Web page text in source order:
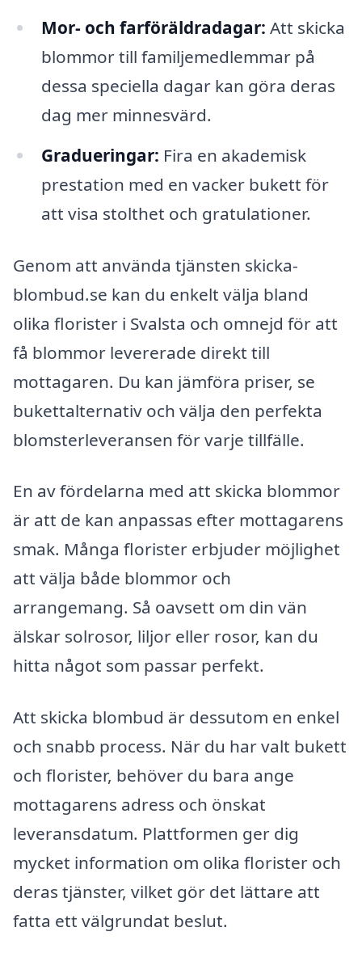
Mor- och farföräldradagar: Att skicka
blommor till familjemedlemmar på
dessa speciella dagar kan göra deras
dag mer minnesvärd.
Gradueringar: Fira en akademisk
prestation med en vacker bukett för
att visa stolthet och gratulationer.
Genom att använda tjänsten skicka-
blombud.se kan du enkelt välja bland
olika florister i Svalsta och omnejd för att
få blommor levererade direkt till
mottagaren. Du kan jämföra priser, se
bukettalternativ och välja den perfekta
blomsterleveransen för varje tillfälle.
En av fördelarna med att skicka blommor
är att de kan anpassas efter mottagarens
smak. Många florister erbjuder möjlighet
att välja både blommor och
arrangemang. Så oavsett om din vän
älskar solrosor, liljor eller rosor, kan du
hitta något som passar perfekt.
Att skicka blombud är dessutom en enkel
och snabb process. När du har valt bukett
och florister, behöver du bara ange
mottagarens adress och önskat
leveransdatum. Plattformen ger dig
mycket information om olika florister och
deras tjänster, vilket gör det lättare att
fatta ett välgrundat beslut.